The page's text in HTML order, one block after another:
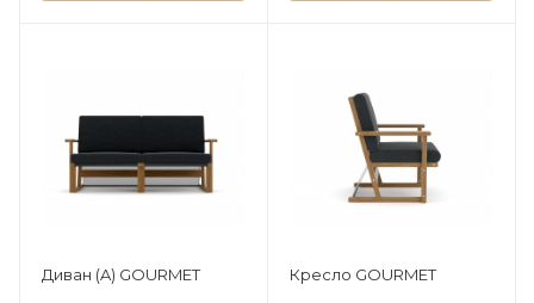
Диван (A) GOURMET Кресло GOURMET